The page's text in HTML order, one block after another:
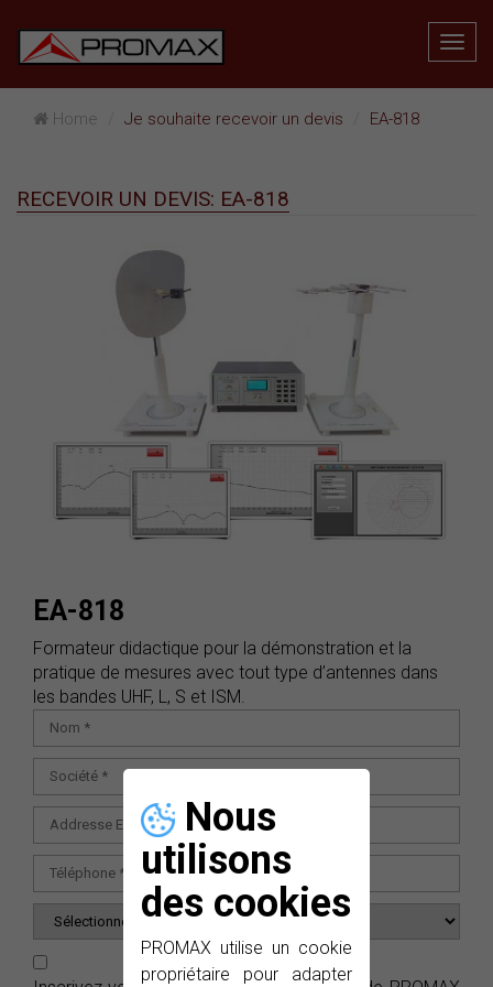
Nous
utilisons
des cookies
PROMAX utilise un cookie
propriétaire pour adapter
Home Je souhaite recevoir un devis EA-818
RECEVOIR UN DEVIS: EA-818
EA-818
Formateur didactique pour la démonstration et la
pratique de mesures avec tout type d’antennes dans
les bandes UHF, L, S et ISM.